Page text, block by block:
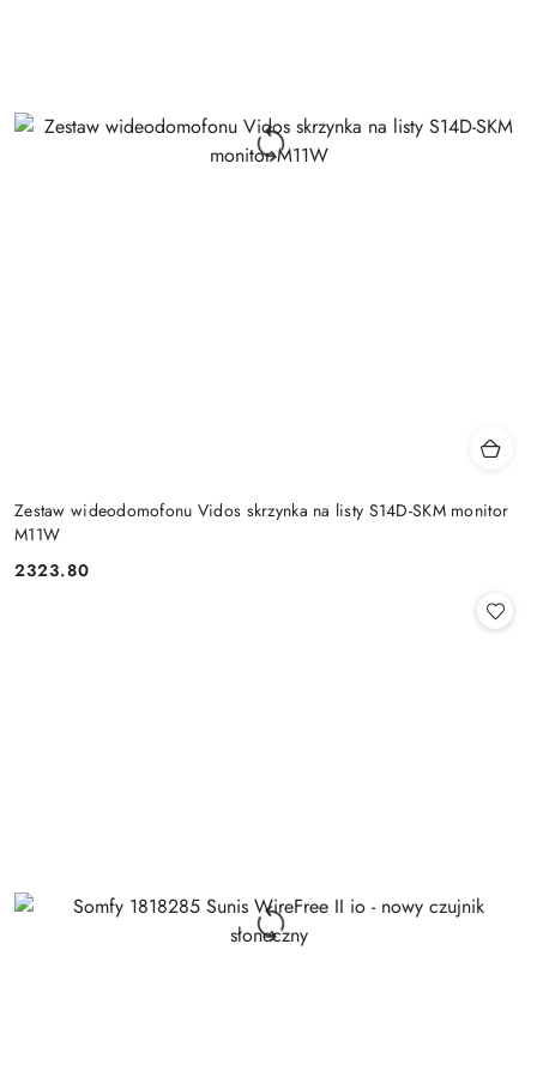
Zestaw wideodomofonu Vidos skrzynka na listy S14D-SKM monitor
M11W
Cena:
2323.80